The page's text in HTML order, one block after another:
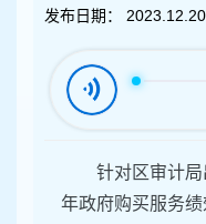
发布日期： 2023.12.20
针对区审计
年政府购买服务绩